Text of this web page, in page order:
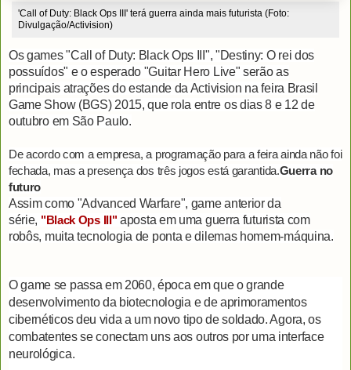
'Call of Duty: Black Ops III' terá guerra ainda mais futurista (Foto:
Divulgação/Activision)
Os games "Call of Duty: Black Ops III", "Destiny: O rei dos
possuídos" e o esperado "Guitar Hero Live" serão as
principais atrações do estande da Activision na feira Brasil
Game Show (BGS) 2015, que rola entre os dias 8 e 12 de
outubro em São Paulo.
De acordo com a empresa, a programação para a feira ainda não foi
fechada, mas a presença dos três jogos está garantida.Guerra no
futuro
Assim como "Advanced Warfare", game anterior da
série, "Black Ops III" aposta em uma guerra futurista com
robôs, muita tecnologia de ponta e dilemas homem-máquina.
O game se passa em 2060, época em que o grande
desenvolvimento da biotecnologia e de aprimoramentos
cibernéticos deu vida a um novo tipo de soldado. Agora, os
combatentes se conectam uns aos outros por uma interface
neurológica.